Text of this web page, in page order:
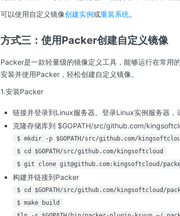
可以使用自定义镜像创建实例或重装系统。
方式三：使用Packer创建自定义镜像
Packer是一款轻量级的镜像定义工具，能够运行在常
安装并使用Packer，轻松创建自定义镜像。
1.安装Packer
链接并登录到Linux服务器。登录Linux实例服务器，
克隆存储库到 $GOPATH/src/github.com/
$ mkdir -p $GOPATH/src/github.com/
$ cd $GOPATH/src/github.com/kingsoftcloud
$ git clone git@github.com:kingsoftcloud/
构建并链接到Packer
$ cd $GOPATH/src/github.com/kingsoftcloud/
$ make build